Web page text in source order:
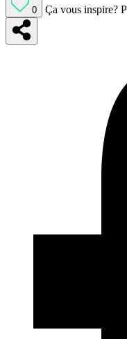
0 Ça vous inspire?